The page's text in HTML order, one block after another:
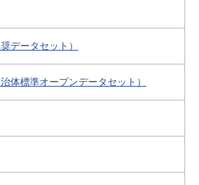
データセット）
体標準オープンデータセット）